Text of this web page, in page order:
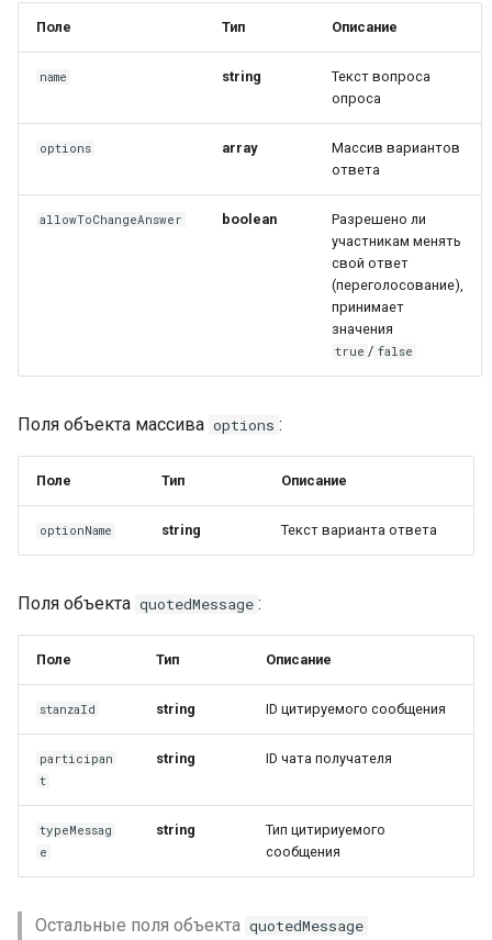
Поле Тип Описание
name string
Текст вопроса
опроса
options array
Массив вариантов
ответа
allowToChangeAnswer boolean
Разрешено ли
участникам менять
свой ответ
(переголосование),
принимает
значения
true / false
Поля объекта массива options :
Поле Тип Описание
optionName string Текст варианта ответа
Поля объекта quotedMessage :
Поле Тип Описание
stanzaId string ID цитируемого сообщения
participan
t
string ID чата получателя
typeMessag
e
string
Тип цитириуемого
сообщения
Остальные поля объекта quotedMessage